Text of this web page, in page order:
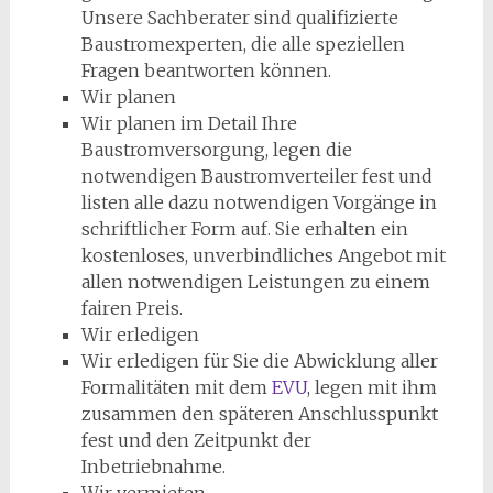
Unsere Sachberater sind qualifizierte
Baustromexperten, die alle speziellen
Fragen beantworten können.
Wir planen
Wir planen im Detail Ihre
Baustromversorgung, legen die
notwendigen Baustromverteiler fest und
listen alle dazu notwendigen Vorgänge in
schriftlicher Form auf. Sie erhalten ein
kostenloses, unverbindliches Angebot mit
allen notwendigen Leistungen zu einem
fairen Preis.
Wir erledigen
Wir erledigen für Sie die Abwicklung aller
Formalitäten mit dem EVU, legen mit ihm
zusammen den späteren Anschlusspunkt
fest und den Zeitpunkt der
Inbetriebnahme.